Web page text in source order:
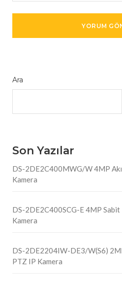
Ara
Son Yazılar
DS-2DE2C400MWG/W 4MP
Kamera
DS-2DE2C400SCG-E 4MP
Kamera
DS-2DE2204IW-DE3/W(S6)
PTZ IP Kamera